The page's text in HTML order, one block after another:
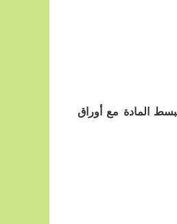
المادة مع أوراق